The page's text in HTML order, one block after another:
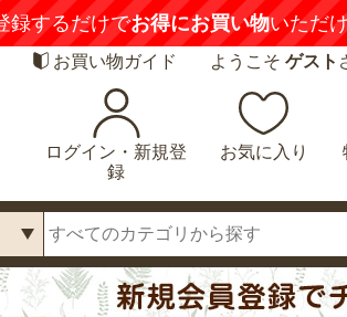
録するだけでお得にお買い物いただ
お買い物ガイド ようこそ ゲスト
ログイン・新規登
録
お気に入り